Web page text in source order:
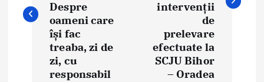
n
a
Despre
oameni care
își fac
treaba, zi de
zi, cu
responsabil
intervenții
de
prelevare
efectuate la
SCJU Bihor
– Oradea